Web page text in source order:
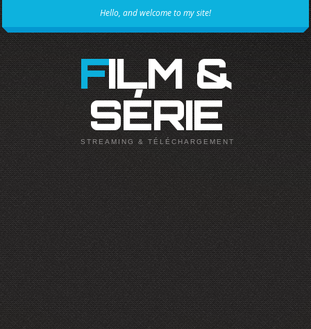
Hello, and welcome to my site!
FILM &
SÉRIE
STREAMING & TÉLÉCHARGEMENT